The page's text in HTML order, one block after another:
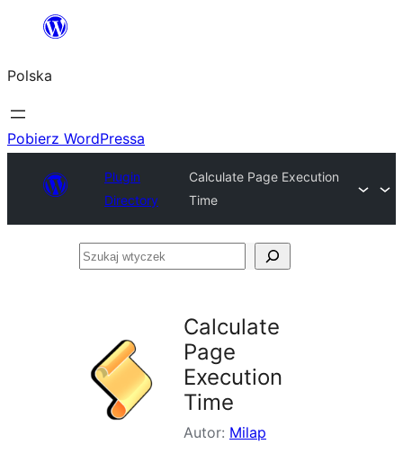
Przejdź
treści
Polska
Pobierz WordPressa
Plugin
Directory
Calculate Page Execution
Time
Szukaj
Calculate
Page
Execution
Time
Autor: Milap